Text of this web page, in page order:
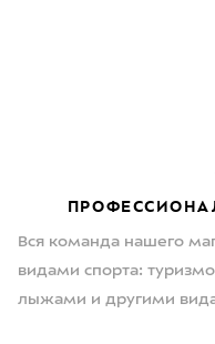
Вся команда нашего
видами спорта:
лыжами и другими